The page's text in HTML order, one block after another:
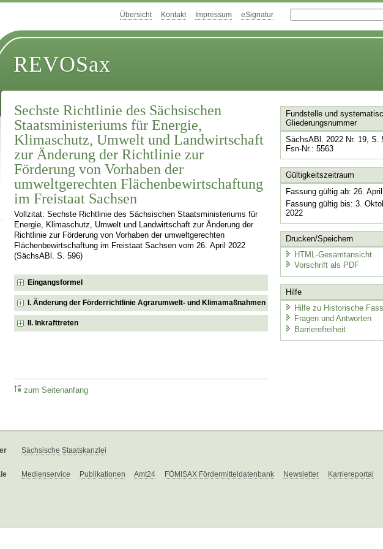
Übersicht Kontakt Impressum eSignatur
REVOSax
Sechste Richtlinie des Sächsischen
Staatsministeriums für Energie,
Klimaschutz, Umwelt und Landwirtschaft
zur Änderung der Richtlinie zur
Förderung von Vorhaben der
umweltgerechten Flächenbewirtschaftung
im Freistaat Sachsen
Vollzitat: Sechste Richtlinie des Sächsischen Staatsministeriums für
Energie, Klimaschutz, Umwelt und Landwirtschaft zur Änderung der
Richtlinie zur Förderung von Vorhaben der umweltgerechten
Flächenbewirtschaftung im Freistaat Sachsen vom 26. April 2022
(SächsABl. S. 596)
Eingangsformel
I. Änderung der Förderrichtlinie Agrarumwelt- und Klimamaßnahmen
II. Inkrafttreten
zum Seitenanfang
Fundstelle und
Gliederungsnummer
SächsABl. 2022 Nr. 19, S.
Fsn-Nr.: 5563
Gültigkeitszeitraum
Fassung gültig ab: 26.
Fassung gültig bis: 3.
2022
Drucken/Speichern
HTML-Gesamtansicht
Vorschrift als PDF
Hilfe
Hilfe zu Historische
Fragen und Antworten
Barrierefreiheit
Sächsische Staatskanzlei
Medienservice Publikationen Amt24 FÖMISAX Fördermitteldatenbank Newsletter Karriereportal